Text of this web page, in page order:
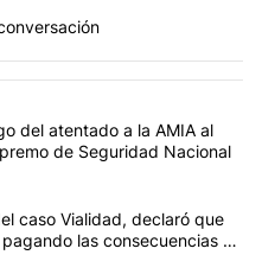
más comentarios en los
"Irán nombró al ideólogo
del atentado a la AMIA al
de Seguridad Nacional
"Jorge Gorini, el juez del
caso Vialidad, declaró que
las consecuencias de